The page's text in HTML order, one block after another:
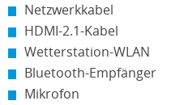
Netzwerkkabel
HDMI-2.1-Kabel
Wetterstation-WLAN
Bluetooth-Empfänger
Mikrofon